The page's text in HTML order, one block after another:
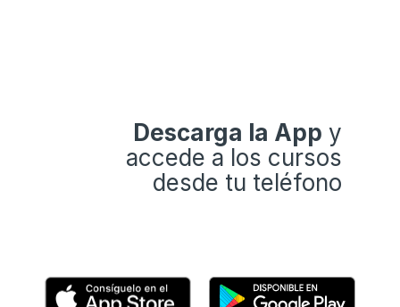
Descarga la App y
accede a los cursos
desde tu teléfono